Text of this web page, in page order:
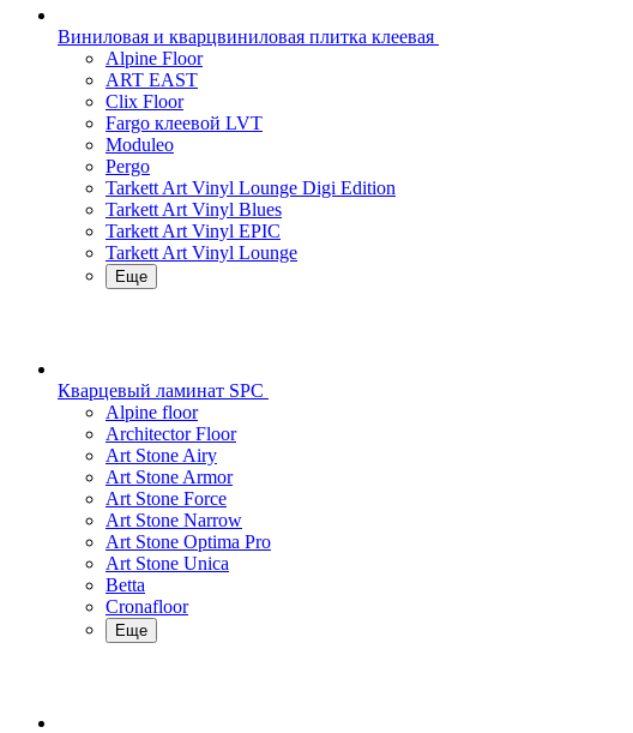
Виниловая и кварцвиниловая плитка клеевая
Alpine Floor
ART EAST
Clix Floor
Fargo клеевой LVT
Moduleo
Pergo
Tarkett Art Vinyl Lounge Digi Edition
Tarkett Art Vinyl Blues
Tarkett Art Vinyl EPIC
Tarkett Art Vinyl Lounge
Еще
Кварцевый ламинат SPC
Alpine floor
Architector Floor
Art Stone Airy
Art Stone Armor
Art Stone Force
Art Stone Narrow
Art Stone Optima Pro
Art Stone Unica
Betta
Cronafloor
Еще